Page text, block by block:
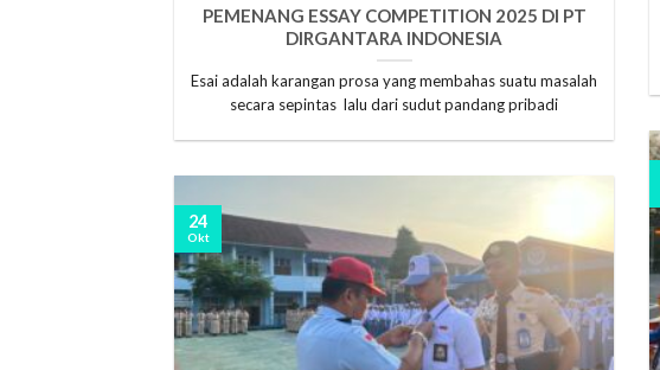
PEMENANG ESSAY COMPETITION 2025 DI PT
DIRGANTARA INDONESIA
Esai adalah karangan prosa yang membahas suatu masalah
secara sepintas lalu dari sudut pandang pribadi
24
Okt